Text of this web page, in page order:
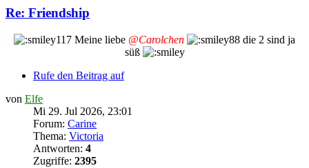
Re: Friendship
Meine liebe @Carolchen
die 2 sind ja
süß
Rufe den Beitrag auf
von Elfe
Mi 29. Jul 2026, 23:01
Forum: Carine
Thema: Victoria
Antworten: 4
Zugriffe: 2395